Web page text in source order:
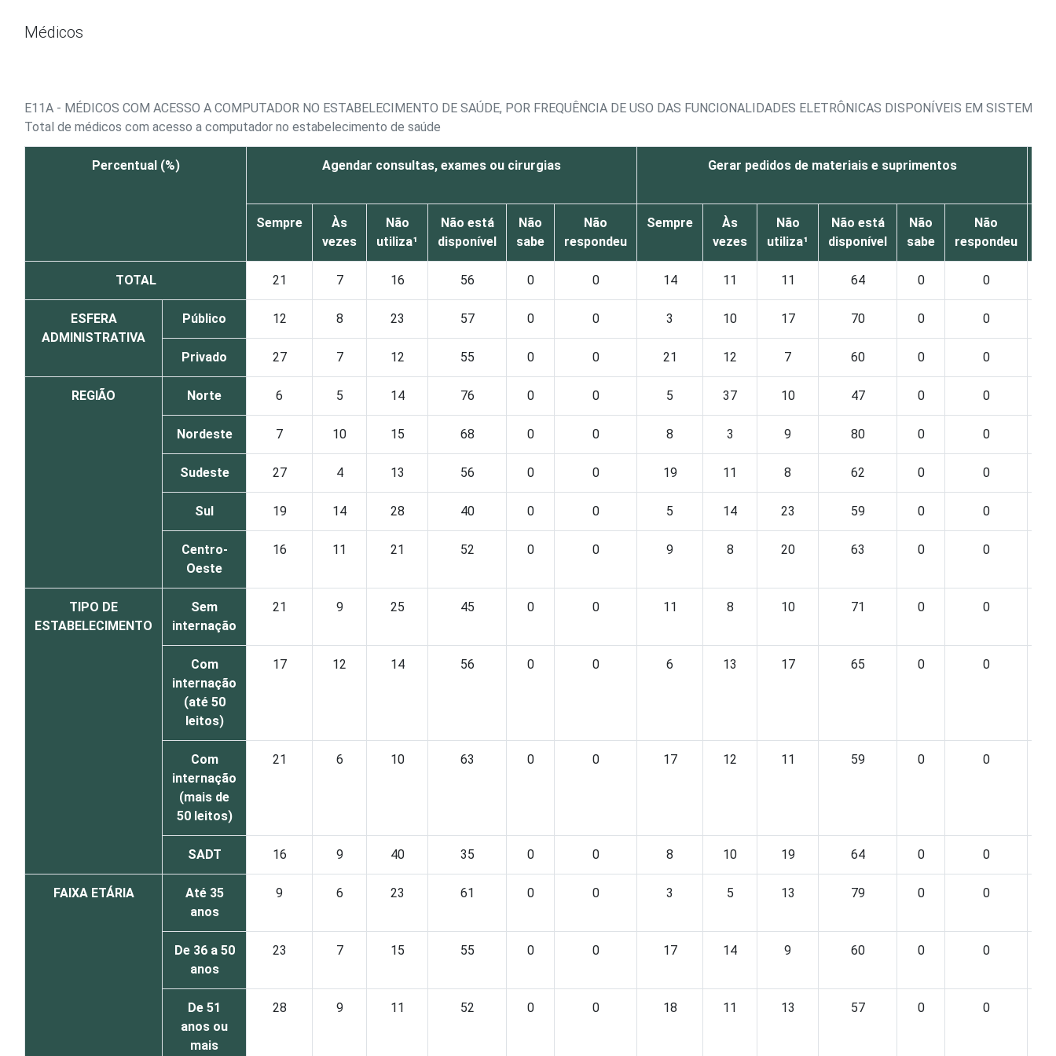
Médicos
E11A - MÉDICOS COM ACESSO A COMPUTADOR NO ESTABELECIMENTO DE SAÚDE, POR FREQUÊNCIA DE USO DAS FUNCIONALIDADES ELETRÔNICAS DISPONÍVEIS EM SISTEMA
Total de médicos com acesso a computador no estabelecimento de saúde
Percentual (%) Agendar consultas, exames ou cirurgias Gerar pedidos de materiais e suprimentos
Sempre
Às
vezes
Não
utiliza¹
Não está
disponível
Não
sabe
Não
respondeu
Sempre
Às
vezes
Não
utiliza¹
Não está
disponível
Não
sabe
Não
respondeu
TOTAL 21 7 16 56 0 0 14 11 11 64 0 0
ESFERA
ADMINISTRATIVA
Público 12 8 23 57 0 0 3 10 17 70 0 0
Privado 27 7 12 55 0 0 21 12 7 60 0 0
REGIÃO Norte 6 5 14 76 0 0 5 37 10 47 0 0
Nordeste 7 10 15 68 0 0 8 3 9 80 0 0
Sudeste 27 4 13 56 0 0 19 11 8 62 0 0
Sul 19 14 28 40 0 0 5 14 23 59 0 0
Centro-
Oeste
16 11 21 52 0 0 9 8 20 63 0 0
TIPO DE
ESTABELECIMENTO
Sem
internação
21 9 25 45 0 0 11 8 10 71 0 0
Com
internação
(até 50
leitos)
17 12 14 56 0 0 6 13 17 65 0 0
Com
internação
(mais de
50 leitos)
21 6 10 63 0 0 17 12 11 59 0 0
SADT 16 9 40 35 0 0 8 10 19 64 0 0
FAIXA ETÁRIA
Até 35
anos
9 6 23 61 0 0 3 5 13 79 0 0
De 36 a 50
anos
23 7 15 55 0 0 17 14 9 60 0 0
De 51
anos ou
mais
28 9 11 52 0 0 18 11 13 57 0 0